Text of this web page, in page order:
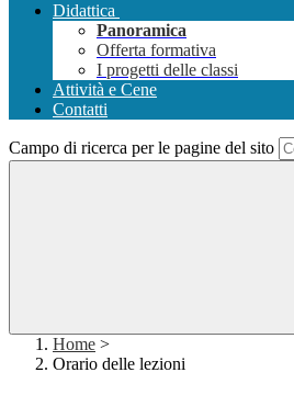
Didattica
Panoramica
Offerta formativa
I progetti delle classi
Attività e Cene
Contatti
Campo di ricerca per le pagine del sito
Home >
Orario delle lezioni